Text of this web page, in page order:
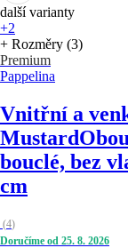
další varianty
+2
+ Rozměry (3)
Premium
Pappelina
Vnitřní a
Mustard
bouclé, bez
cm
(4)
Doručíme od 25. 8. 2026